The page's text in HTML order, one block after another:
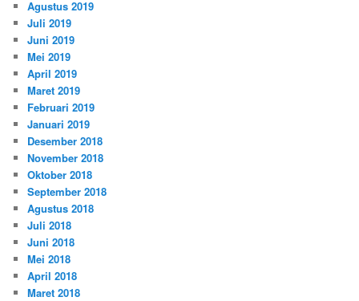
Agustus 2019
Juli 2019
Juni 2019
Mei 2019
April 2019
Maret 2019
Februari 2019
Januari 2019
Desember 2018
November 2018
Oktober 2018
September 2018
Agustus 2018
Juli 2018
Juni 2018
Mei 2018
April 2018
Maret 2018